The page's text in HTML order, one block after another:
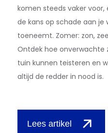
komen steeds vaker
de kans op schade aan je
toeneemt. Zomer: zon,
Ontdek hoe onverwachte
tuin kunnen teisteren en
altijd de redder in nood is.
Lees artikel